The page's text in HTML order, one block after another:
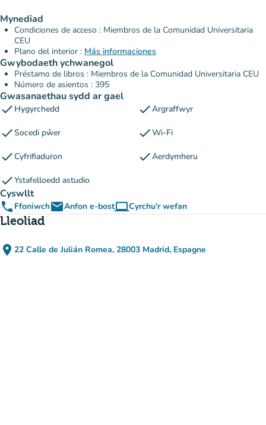
Mynediad
Condiciones de acceso : Miembros de la Comunidad Universitaria
CEU
Plano del interior : Más informaciones
Gwybodaeth ychwanegol
Préstamo de libros : Miembros de la Comunidad Universitaria CEU
Número de asientos : 395
Gwasanaethau sydd ar gael
check Hygyrchedd checkArgraffwyr
checkSocedi pŵer checkWi-Fi
checkCyfrifiaduron checkAerdymheru
checkYstafelloedd astudio
Cyswllt
phone FfoniwchemailAnfon e-bostcomputerCyrchu'r wefan
(tab newydd)
Lleoliad
place 22 Calle de Julián Romea, 28003 Madrid, Espagne
(agor yn Google Maps)
(tab newydd)